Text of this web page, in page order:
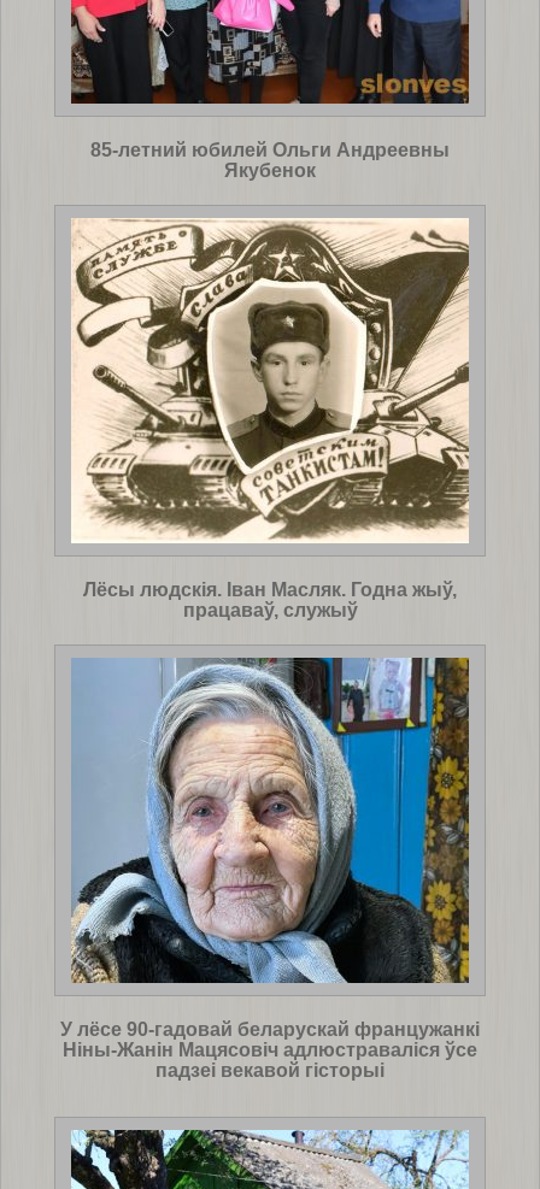
85-летний юбилей Ольги Андреевны
Якубенок
Лёсы людскія. Іван Масляк. Годна жыў,
працаваў, служыў
У лёсе 90-гадовай беларускай францужанкі
Ніны-Жанін Мацясовіч адлюстраваліся ўсе
падзеі векавой гісторыі